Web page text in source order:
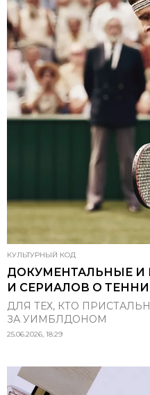
КУЛЬТУРНЫЙ КОД
ДОКУМЕНТАЛЬНЫЕ И
И СЕРИАЛОВ О
ДЛЯ ТЕХ, КТО
ЗА УИМБЛДОНОМ
25.06.2026, 18:29